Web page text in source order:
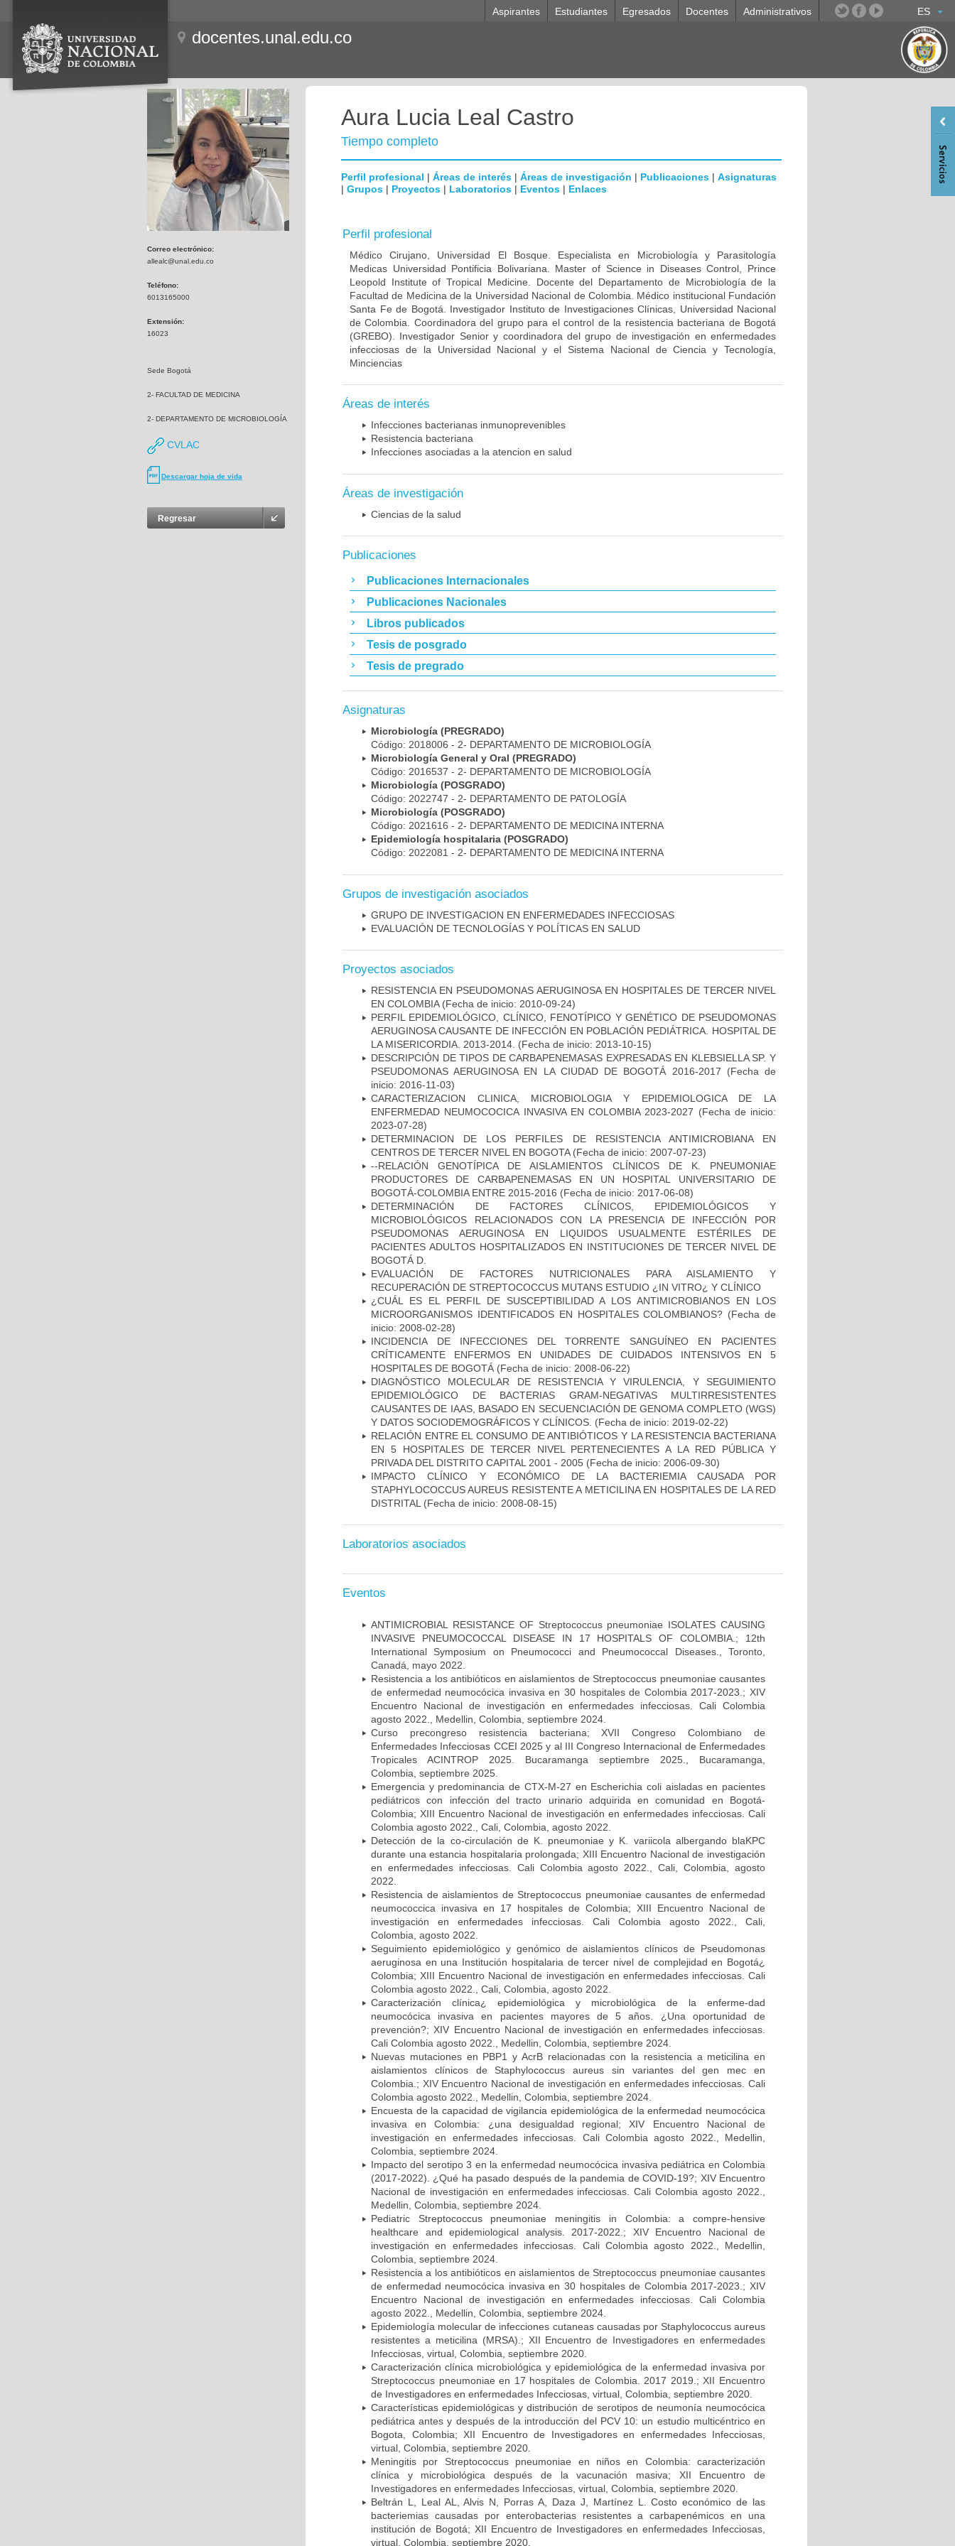
ES
Aspirantes Estudiantes Egresados Docentes Administrativos
docentes.unal.edu.co
Correo electrónico:
allealc@unal.edu.co
Teléfono:
6013165000
Extensión:
16023
Sede Bogotá
2- FACULTAD DE MEDICINA
2- DEPARTAMENTO DE MICROBIOLOGÍA
CVLAC
Descargar hoja de vida
Regresar
Aura Lucia Leal Castro
Tiempo completo
Perfil profesional | Áreas de interés | Áreas de investigación | Publicaciones | Asignaturas
| Grupos | Proyectos | Laboratorios | Eventos | Enlaces
Perfil profesional
Médico Cirujano, Universidad El Bosque. Especialista en Microbiología y Parasitología
Medicas Universidad Pontificia Bolivariana. Master of Science in Diseases Control, Prince
Leopold Institute of Tropical Medicine. Docente del Departamento de Microbiología de la
Facultad de Medicina de la Universidad Nacional de Colombia. Médico institucional Fundación
Santa Fe de Bogotá. Investigador Instituto de Investigaciones Clínicas, Universidad Nacional
de Colombia. Coordinadora del grupo para el control de la resistencia bacteriana de Bogotá
(GREBO). Investigador Senior y coordinadora del grupo de investigación en enfermedades
infecciosas de la Universidad Nacional y el Sistema Nacional de Ciencia y Tecnología,
Minciencias
Áreas de interés
Infecciones bacterianas inmunoprevenibles
Resistencia bacteriana
Infecciones asociadas a la atencion en salud
Áreas de investigación
Ciencias de la salud
Publicaciones
Publicaciones Internacionales
Publicaciones Nacionales
Libros publicados
Tesis de posgrado
Tesis de pregrado
Asignaturas
Microbiología (PREGRADO)
Código: 2018006 - 2- DEPARTAMENTO DE MICROBIOLOGÍA
Microbiología General y Oral (PREGRADO)
Código: 2016537 - 2- DEPARTAMENTO DE MICROBIOLOGÍA
Microbiología (POSGRADO)
Código: 2022747 - 2- DEPARTAMENTO DE PATOLOGÍA
Microbiología (POSGRADO)
Código: 2021616 - 2- DEPARTAMENTO DE MEDICINA INTERNA
Epidemiología hospitalaria (POSGRADO)
Código: 2022081 - 2- DEPARTAMENTO DE MEDICINA INTERNA
Grupos de investigación asociados
GRUPO DE INVESTIGACION EN ENFERMEDADES INFECCIOSAS
EVALUACIÓN DE TECNOLOGÍAS Y POLÍTICAS EN SALUD
Proyectos asociados
RESISTENCIA EN PSEUDOMONAS AERUGINOSA EN HOSPITALES DE TERCER NIVEL
EN COLOMBIA (Fecha de inicio: 2010-09-24)
PERFIL EPIDEMIOLÓGICO, CLÍNICO, FENOTÍPICO Y GENÉTICO DE PSEUDOMONAS
AERUGINOSA CAUSANTE DE INFECCIÓN EN POBLACIÓN PEDIÁTRICA. HOSPITAL DE
LA MISERICORDIA. 2013-2014. (Fecha de inicio: 2013-10-15)
DESCRIPCIÓN DE TIPOS DE CARBAPENEMASAS EXPRESADAS EN KLEBSIELLA SP. Y
PSEUDOMONAS AERUGINOSA EN LA CIUDAD DE BOGOTÁ 2016-2017 (Fecha de
inicio: 2016-11-03)
CARACTERIZACION CLINICA, MICROBIOLOGIA Y EPIDEMIOLOGICA DE LA
ENFERMEDAD NEUMOCOCICA INVASIVA EN COLOMBIA 2023-2027 (Fecha de inicio:
2023-07-28)
DETERMINACION DE LOS PERFILES DE RESISTENCIA ANTIMICROBIANA EN
CENTROS DE TERCER NIVEL EN BOGOTA(Fecha de inicio: 2007-07-23)
--RELACIÓN GENOTÍPICA DE AISLAMIENTOS CLÍNICOS DE K. PNEUMONIAE
PRODUCTORES DE CARBAPENEMASAS EN UN HOSPITAL UNIVERSITARIO DE
BOGOTÁ-COLOMBIA ENTRE 2015-2016 (Fecha de inicio: 2017-06-08)
DETERMINACIÓN DE FACTORES CLÍNICOS, EPIDEMIOLÓGICOS Y
MICROBIOLÓGICOS RELACIONADOS CON LA PRESENCIA DE INFECCIÓN POR
PSEUDOMONAS AERUGINOSA EN LIQUIDOS USUALMENTE ESTÉRILES DE
PACIENTES ADULTOS HOSPITALIZADOS EN INSTITUCIONES DE TERCER NIVEL DE
BOGOTÁ D.
EVALUACIÓN DE FACTORES NUTRICIONALES PARA AISLAMIENTO Y
RECUPERACIÓN DE STREPTOCOCCUS MUTANS ESTUDIO ¿IN VITRO¿ Y CLÍNICO
¿CUÁL ES EL PERFIL DE SUSCEPTIBILIDAD A LOS ANTIMICROBIANOS EN LOS
MICROORGANISMOS IDENTIFICADOS EN HOSPITALES COLOMBIANOS? (Fecha de
inicio: 2008-02-28)
INCIDENCIA DE INFECCIONES DEL TORRENTE SANGUÍNEO EN PACIENTES
CRÍTICAMENTE ENFERMOS EN UNIDADES DE CUIDADOS INTENSIVOS EN 5
HOSPITALES DE BOGOTÁ (Fecha de inicio: 2008-06-22)
DIAGNÓSTICO MOLECULAR DE RESISTENCIA Y VIRULENCIA, Y SEGUIMIENTO
EPIDEMIOLÓGICO DE BACTERIAS GRAM-NEGATIVAS MULTIRRESISTENTES
CAUSANTES DE IAAS, BASADO EN SECUENCIACIÓN DE GENOMA COMPLETO (WGS)
Y DATOS SOCIODEMOGRÁFICOS Y CLÍNICOS. (Fecha de inicio: 2019-02-22)
RELACIÓN ENTRE EL CONSUMO DE ANTIBIÓTICOS Y LA RESISTENCIA BACTERIANA
EN 5 HOSPITALES DE TERCER NIVEL PERTENECIENTES A LA RED PÚBLICA Y
PRIVADA DEL DISTRITO CAPITAL 2001 - 2005 (Fecha de inicio: 2006-09-30)
IMPACTO CLÍNICO Y ECONÓMICO DE LA BACTERIEMIA CAUSADA POR
STAPHYLOCOCCUS AUREUS RESISTENTE A METICILINA EN HOSPITALES DE LA RED
DISTRITAL (Fecha de inicio: 2008-08-15)
Laboratorios asociados
Eventos
ANTIMICROBIAL RESISTANCE OF Streptococcus pneumoniae ISOLATES CAUSING
INVASIVE PNEUMOCOCCAL DISEASE IN 17 HOSPITALS OF COLOMBIA.; 12th
International Symposium on Pneumococci and Pneumococcal Diseases., Toronto,
Canadá, mayo 2022.
Resistencia a los antibióticos en aislamientos de Streptococcus pneumoniae causantes
de enfermedad neumocócica invasiva en 30 hospitales de Colombia 2017-2023.; XIV
Encuentro Nacional de investigación en enfermedades infecciosas. Cali Colombia
agosto 2022., Medellin, Colombia, septiembre 2024.
Curso precongreso resistencia bacteriana; XVII Congreso Colombiano de
Enfermedades Infecciosas CCEI 2025 y al III Congreso Internacional de Enfermedades
Tropicales ACINTROP 2025. Bucaramanga septiembre 2025., Bucaramanga,
Colombia, septiembre 2025.
Emergencia y predominancia de CTX-M-27 en Escherichia coli aisladas en pacientes
pediátricos con infección del tracto urinario adquirida en comunidad en Bogotá-
Colombia; XIII Encuentro Nacional de investigación en enfermedades infecciosas. Cali
Colombia agosto 2022., Cali, Colombia, agosto 2022.
Detección de la co-circulación de K. pneumoniae y K. variicola albergando blaKPC
durante una estancia hospitalaria prolongada; XIII Encuentro Nacional de investigación
en enfermedades infecciosas. Cali Colombia agosto 2022., Cali, Colombia, agosto
2022.
Resistencia de aislamientos de Streptococcus pneumoniae causantes de enfermedad
neumococcica invasiva en 17 hospitales de Colombia; XIII Encuentro Nacional de
investigación en enfermedades infecciosas. Cali Colombia agosto 2022., Cali,
Colombia, agosto 2022.
Seguimiento epidemiológico y genómico de aislamientos clínicos de Pseudomonas
aeruginosa en una Institución hospitalaria de tercer nivel de complejidad en Bogotá¿
Colombia; XIII Encuentro Nacional de investigación en enfermedades infecciosas. Cali
Colombia agosto 2022., Cali, Colombia, agosto 2022.
Caracterización clínica¿ epidemiológica y microbiológica de la enferme-dad
neumocócica invasiva en pacientes mayores de 5 años. ¿Una oportunidad de
prevención?; XIV Encuentro Nacional de investigación en enfermedades infecciosas.
Cali Colombia agosto 2022., Medellin, Colombia, septiembre 2024.
Nuevas mutaciones en PBP1 y AcrB relacionadas con la resistencia a meticilina en
aislamientos clínicos de Staphylococcus aureus sin variantes del gen mec en
Colombia.; XIV Encuentro Nacional de investigación en enfermedades infecciosas. Cali
Colombia agosto 2022., Medellin, Colombia, septiembre 2024.
Encuesta de la capacidad de vigilancia epidemiológica de la enfermedad neumocócica
invasiva en Colombia: ¿una desigualdad regional; XIV Encuentro Nacional de
investigación en enfermedades infecciosas. Cali Colombia agosto 2022., Medellin,
Colombia, septiembre 2024.
Impacto del serotipo 3 en la enfermedad neumocócica invasiva pediátrica en Colombia
(2017-2022). ¿Qué ha pasado después de la pandemia de COVID-19?; XIV Encuentro
Nacional de investigación en enfermedades infecciosas. Cali Colombia agosto 2022.,
Medellin, Colombia, septiembre 2024.
Pediatric Streptococcus pneumoniae meningitis in Colombia: a compre-hensive
healthcare and epidemiological analysis. 2017-2022.; XIV Encuentro Nacional de
investigación en enfermedades infecciosas. Cali Colombia agosto 2022., Medellin,
Colombia, septiembre 2024.
Resistencia a los antibióticos en aislamientos de Streptococcus pneumoniae causantes
de enfermedad neumocócica invasiva en 30 hospitales de Colombia 2017-2023.; XIV
Encuentro Nacional de investigación en enfermedades infecciosas. Cali Colombia
agosto 2022., Medellin, Colombia, septiembre 2024.
Epidemiología molecular de infecciones cutaneas causadas por Staphylococcus aureus
resistentes a meticilina (MRSA).; XII Encuentro de Investigadores en enfermedades
Infecciosas, virtual, Colombia, septiembre 2020.
Caracterización clínica microbiológica y epidemiológica de la enfermedad invasiva por
Streptococcus pneumoniae en 17 hospitales de Colombia. 2017 2019.; XII Encuentro
de Investigadores en enfermedades Infecciosas, virtual, Colombia, septiembre 2020.
Características epidemiológicas y distribución de serotipos de neumonía neumocócica
pediátrica antes y después de la introducción del PCV 10: un estudio multicéntrico en
Bogota, Colombia; XII Encuentro de Investigadores en enfermedades Infecciosas,
virtual, Colombia, septiembre 2020.
Meningitis por Streptococcus pneumoniae en niños en Colombia: caracterización
clínica y microbiológica después de la vacunación masiva; XII Encuentro de
Investigadores en enfermedades Infecciosas, virtual, Colombia, septiembre 2020.
Beltrán L, Leal AL, Alvis N, Porras A, Daza J, Martínez L. Costo económico de las
bacteriemias causadas por enterobacterias resistentes a carbapenémicos en una
institución de Bogotá; XII Encuentro de Investigadores en enfermedades Infecciosas,
virtual, Colombia, septiembre 2020.